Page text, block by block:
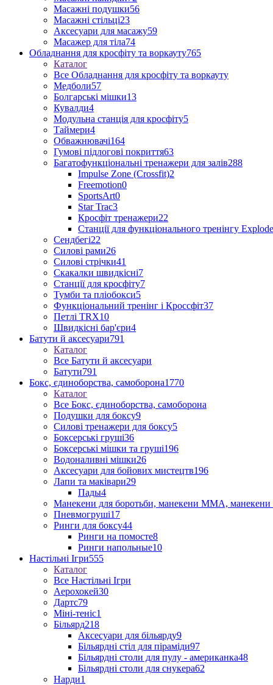
Масажні подушки56
Масажні стільці23
Аксесуари для масажу59
Масажер для тіла74
Обладнання для кросфіту та воркауту765
Каталог
Все Обладнання для кросфіту та воркауту
Медболи57
Болгарські мішки13
Кувалди4
Модульна станція для кросфіту5
Таймери4
Обважнювачі164
Гумові підлогові покриття63
Багатофункціональні тренажери для залів288
Impulse Zone (Crossfit)2
Freemotion0
SportsArt0
Star Trac3
Кросфіт тренажери22
Станції для функціонального тренінгу Explode
Сендбегі22
Силові рами26
Силові стрічки41
Скакалки швидкісні7
Станції для кросфіту7
Тумби та пліобокси5
Функціональний тренінг і Кроссфіт37
Петлі TRX10
Швидкісні бар'єри4
Батути й аксесуари791
Каталог
Все Батути й аксесуари
Батути791
Бокс, єдиноборства, самоборона1770
Каталог
Все Бокс, єдиноборства, самоборона
Подушки для боксу9
Силові тренажери для боксу5
Боксерські груші36
Боксерські мішки та груші196
Водоналивні мішки26
Аксесуари для бойових мистецтв196
Лапи та маківари29
Пады4
Манекени для боротьби, манекени ММА, манекени
Пневмогруші17
Ринги для боксу44
Ринги на помосте8
Ринги напольные10
Настільні Ігри555
Каталог
Все Настільні Ігри
Аерохокей30
Дартс79
Міні-теніс1
Більярд218
Аксесуари для більярду9
Більярдні стіл для піраміди97
Більярдні столи для пулу - американка48
Більярдні столи для снукера62
Нарди1